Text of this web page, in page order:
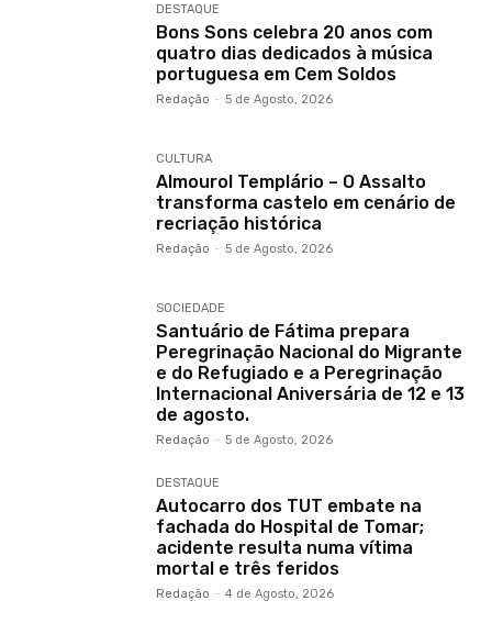
DESTAQUE
Bons Sons celebra 20 anos com
quatro dias dedicados à música
portuguesa em Cem Soldos
Redação - 5 de Agosto, 2026
CULTURA
Almourol Templário – O Assalto
transforma castelo em cenário de
recriação histórica
Redação - 5 de Agosto, 2026
SOCIEDADE
Santuário de Fátima prepara
Peregrinação Nacional do Migrante
e do Refugiado e a Peregrinação
Internacional Aniversária de 12 e 13
de agosto.
Redação - 5 de Agosto, 2026
DESTAQUE
Autocarro dos TUT embate na
fachada do Hospital de Tomar;
acidente resulta numa vítima
mortal e três feridos
Redação - 4 de Agosto, 2026